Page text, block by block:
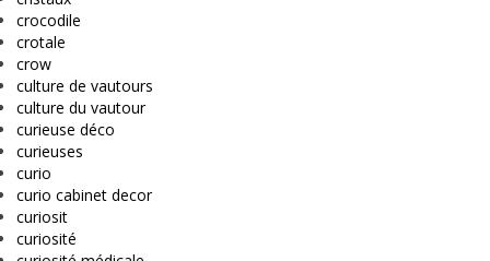
crocodile
crotale
crow
culture de vautours
culture du vautour
curieuse déco
curieuses
curio
curio cabinet decor
curiosit
curiosité